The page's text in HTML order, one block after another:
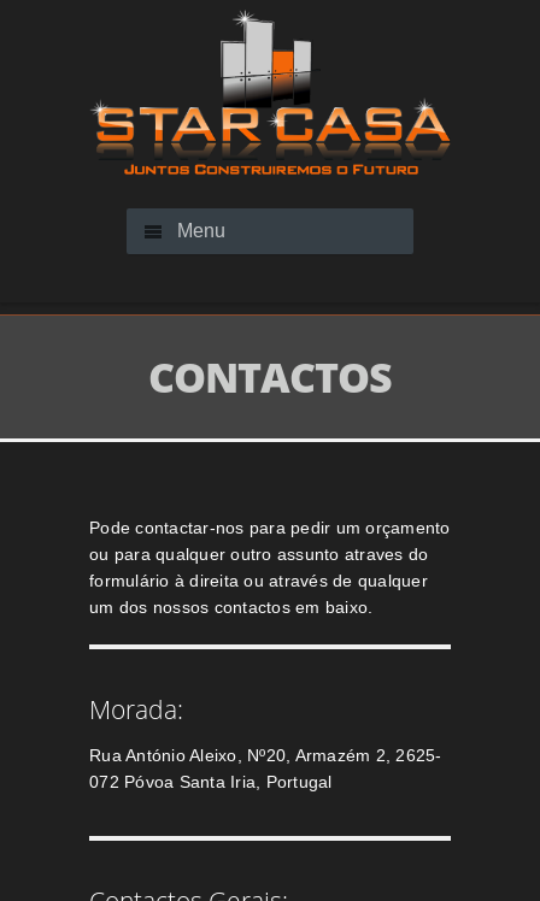
Menu
CONTACTOS
Pode contactar-nos para pedir um orçamento
ou para qualquer outro assunto atraves do
formulário à direita ou através de qualquer
um dos nossos contactos em baixo.
Morada:
Rua António Aleixo, Nº20, Armazém 2, 2625-
072 Póvoa Santa Iria, Portugal